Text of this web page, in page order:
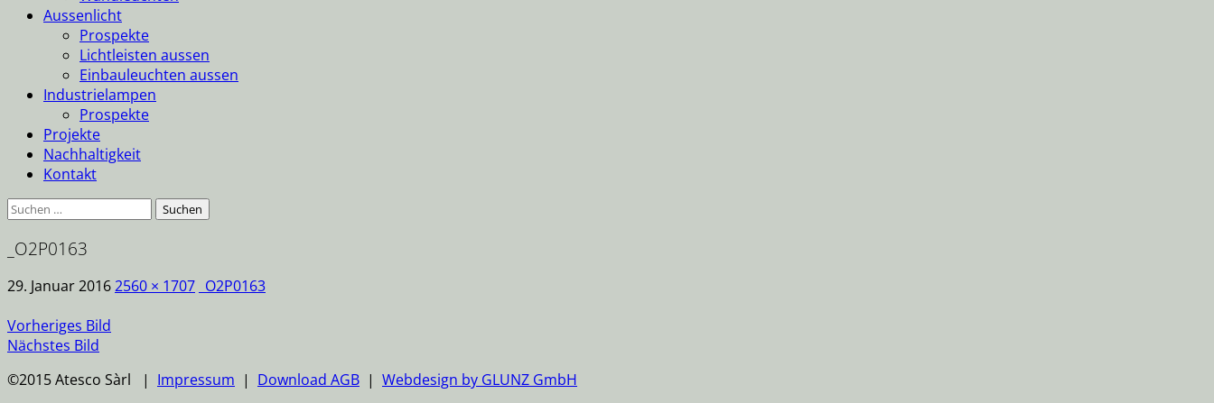
Aussenlicht
Prospekte
Lichtleisten aussen
Einbauleuchten aussen
Industrielampen
Prospekte
Projekte
Nachhaltigkeit
Kontakt
Suche
_O2P0163
29. Januar 20162560 × 1707 _O2P0163
Vorheriges Bild
Nächstes Bild
©2015 Atesco Sàrl | Impressum | Download AGB | Webdesign by GLUNZ GmbH